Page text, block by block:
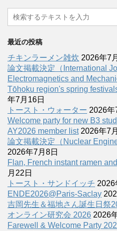
最近の投稿
チキンラーメン雑炊 2026年7
論文掲載決定（International
Electromagnetics and
Tōhoku region's spring
年7月16日
トースト・ウォーター 2026年
Welcome party for new B3
AY2026 member list 2026年7
論文掲載決定（Nuclear
2026年7月8日
Flan, French instant ramen
月22日
トースト・サンドイッチ 2026
ENDE2026@Paris-Saclay
吉岡先生＆福地さん誕生日祭
オンライン研究会 2026 2026
Farewell & Welcome Party